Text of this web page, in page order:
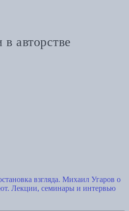
авторстве
взгляда. Михаил Угаров о
Лекции, семинары и интервью